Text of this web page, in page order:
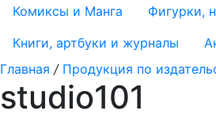
Комиксы и Манга
Фигурки,
Книги, артбуки и журналы
Главная / Продукция по
studio101